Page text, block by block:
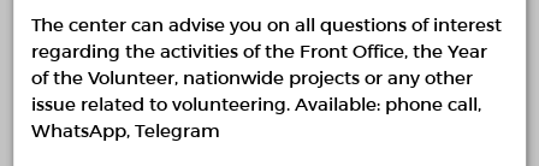
всех желающих принять участие в важном для
сохранения«Черепахи» мероприятии.Пресс-
служба акима области Жетісу ✅3 октября 11.00
приглашаем всех неравнодушных людей,
поддержать, нашу совместную "экологическую
The center can advise you on all questions of interest
regarding the activities of the Front Office, the Year
of the Volunteer, nationwide projects or any other
issue related to volunteering. Available: phone call,
WhatsApp, Telegram